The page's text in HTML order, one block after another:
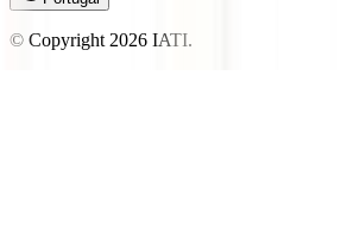
© Copyright 2026 IATI.